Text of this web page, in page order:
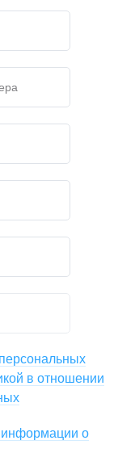
в отношении
информации о